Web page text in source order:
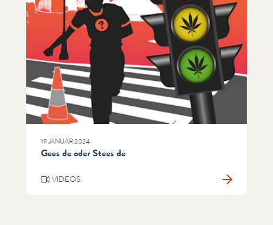
19 JANUAR 2024
Gees de oder Stees de
VIDEOS